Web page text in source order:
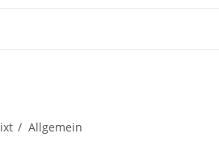
Allgemein